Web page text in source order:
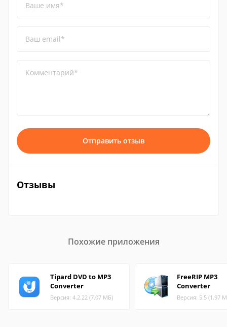
Ваше имя*
Ваш email*
Комментарий*
Отправить отзыв
Отзывы
Похожие приложения
Tipard DVD to MP3
Converter
Версия: 4.2.22 (7.07 МБ)
FreeRIP MP3
Converter
Версия: 5.5 (1.97